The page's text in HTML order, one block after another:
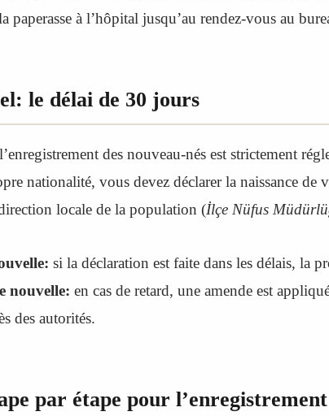
paperasse à l’hôpital jusqu’au rendez-vous au
le délai de 30 jours
des nouveau-nés est strictement
nationalité, vous devez déclarer la naissance de
locale de la population (İlçe Nüfus
si la déclaration est faite dans les délais, la
nouvelle: en cas de retard, une amende est
des autorités.
par étape pour l’enregistrement